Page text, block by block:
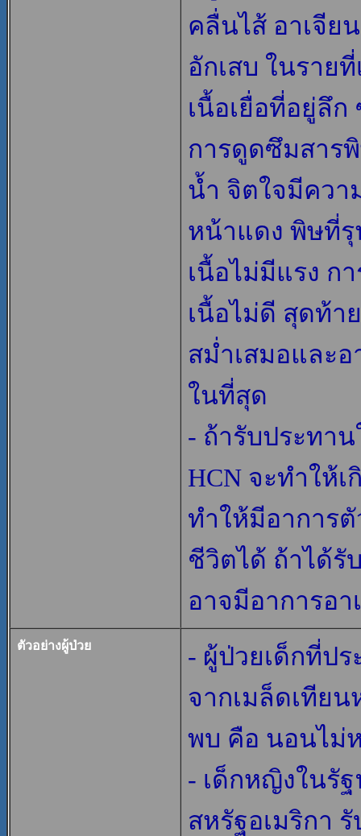
คลื่นไส้ อาเจีย
อักเสบ ในราย
เนื้อเยื่อที่อยู่ลึ
การดูดซึมสาร
น้ำ จิตใจมีควา
หน้าแดง พิษที่
เนื้อไม่มีแรง ก
เนื้อไม่ดี สุดท้า
สม่ำเสมอและ
ในที่สุด
- ถ้ารับประทา
HCN จะทำให้
ทำให้มีอาการตั
ชีวิตได้ ถ้าได้
อาจมีอาการอา
ตัวอย่างผู้ป่วย
- ผู้ป่วยเด็กที่ปร
จากเมล็ดเทีย
พบ คือ นอนไม่
- เด็กหญิงในรั
สหรัฐอเมริกา